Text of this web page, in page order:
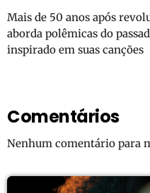
Mais de 50 anos após
aborda polêmicas do
inspirado em suas canções
Comentários
Nenhum comentário para